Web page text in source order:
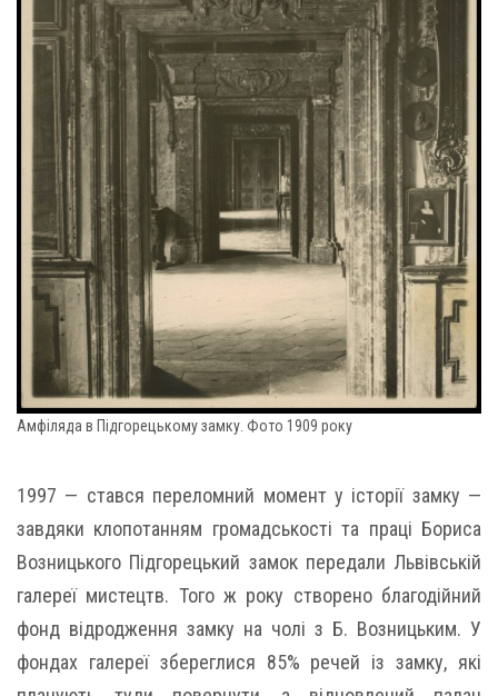
Амфіляда в Підгорецькому замку. Фото 1909 року
1997 — стався переломний момент у історії замку —
завдяки клопотанням громадськості та праці Бориса
Возницького Підгорецький замок передали Львівській
галереї мистецтв. Того ж року створено благодійний
фонд відродження замку на чолі з Б. Возницьким. У
фондах галереї збереглися 85% речей із замку, які